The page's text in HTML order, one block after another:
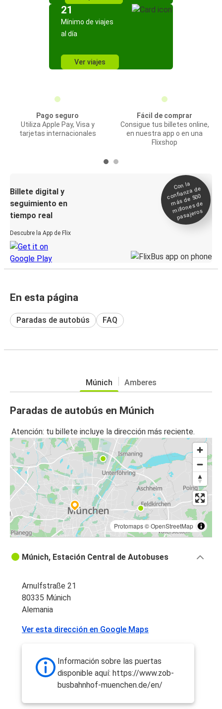
21
Mínimo de viajes
al día
Ver viajes
Pago seguro
Utiliza Apple Pay, Visa y
tarjetas internacionales
Fácil de comprar
Consigue tus billetes online,
en nuestra app o en una
Flixshop
Billete digital y
seguimiento en
tiempo real
Descubre la App de Flix
Con la
confianza de
más de 500
millones de
pasajeros
En esta página
Paradas de autobús FAQ
Múnich Amberes
Paradas de autobús en Múnich
Atención: tu billete incluye la dirección más reciente.
Protomaps©OpenStreetMap
Múnich, Estación Central de Autobuses
Arnulfstraße 21
80335 Múnich
Alemania
Ver esta dirección en Google Maps
Información sobre las puertas
disponible aquí: https://www.zob-
busbahnhof-muenchen.de/en/